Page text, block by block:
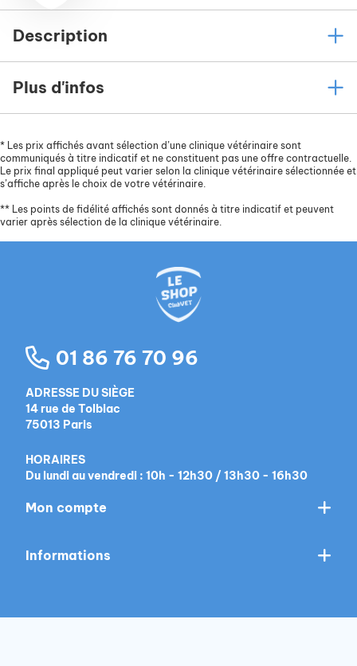
Description
Plus d'infos
* Les prix affichés avant sélection d’une clinique vétérinaire sont
communiqués à titre indicatif et ne constituent pas une offre contractuelle.
Le prix final appliqué peut varier selon la clinique vétérinaire sélectionnée et
s’affiche après le choix de votre vétérinaire.
** Les points de fidélité affichés sont donnés à titre indicatif et peuvent
varier après sélection de la clinique vétérinaire.
01 86 76 70 96
ADRESSE DU SIÈGE
14 rue de Tolbiac
75013 Paris
HORAIRES
Du lundi au vendredi : 10h - 12h30 / 13h30 - 16h30
Mon compte
Informations